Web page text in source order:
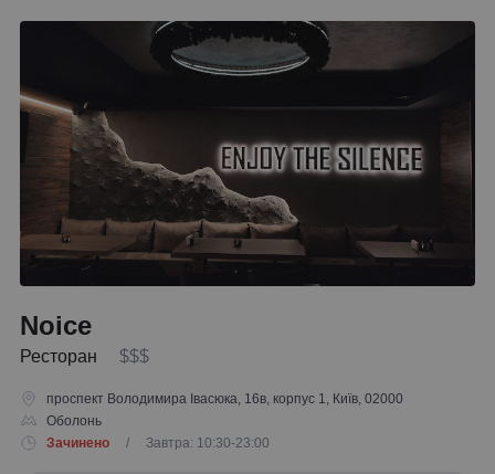
Noice
Ресторан $$$
проспект Володимира Івасюка, 16в, корпус 1, Київ, 02000
Оболонь
Зачинено
/ Завтра: 10:30-23:00